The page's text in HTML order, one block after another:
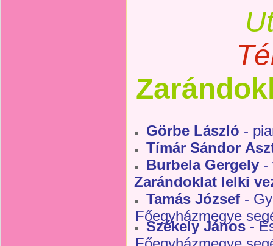
Görbe László -
Tímár Sándor
Burbela Gergely -
Zarándoklat lelki
Tamás József -
Főegyházmegye
Székely János-
Főegyházmegye